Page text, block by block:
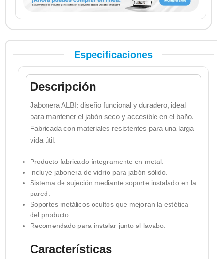
Especificaciones
Descripción
Jabonera ALBI: diseño funcional y duradero, ideal
para mantener el jabón seco y accesible en el baño.
Fabricada con materiales resistentes para una larga
vida útil.
Producto fabricado íntegramente en metal.
Incluye jabonera de vidrio para jabón sólido.
Sistema de sujeción mediante soporte instalado en la
pared.
Soportes metálicos ocultos que mejoran la estética
del producto.
Recomendado para instalar junto al lavabo.
Características